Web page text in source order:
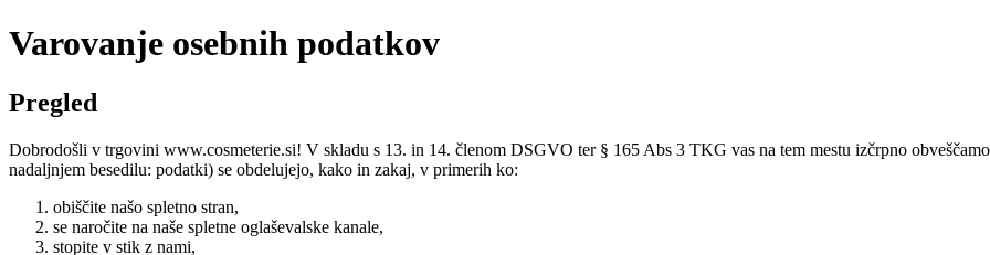
Varovanje osebnih podatkov
Pregled
Dobrodošli v trgovini www.cosmeterie.si! V skladu s 13. in 14. členom DSGVO ter § 165 Abs 3 TKG vas na tem mestu izčrpno
nadaljnjem besedilu: podatki) se obdelujejo, kako in zakaj, v primerih ko:
obiščite našo spletno stran,
se naročite na naše spletne oglaševalske kanale,
stopite v stik z nami,